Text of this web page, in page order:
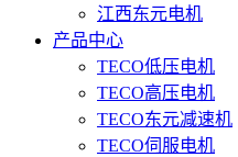
江西东元电机
产品中心
TECO低压电机
TECO高压电机
TECO东元减速机
TECO伺服电机